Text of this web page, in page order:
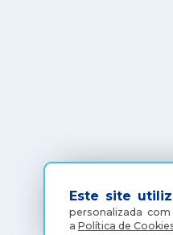
Este site
personalizada
a Política de